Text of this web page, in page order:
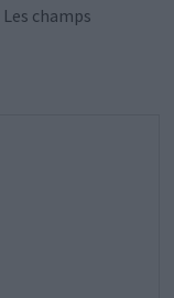
Les champs